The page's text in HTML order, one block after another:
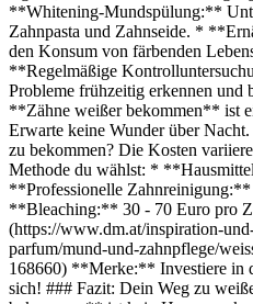
**Whitening-Mundspülung:**
Zahnpasta und Zahnseide. *
den Konsum von färbenden
**Regelmäßige
Probleme frühzeitig erkennen
**Zähne weißer bekommen** ist
Erwarte keine Wunder über
zu bekommen? Die Kosten
Methode du wählst: *
**Professionelle
**Bleaching:** 30 - 70 Euro pro
(https://www.dm.at/inspiration-
parfum/mund-und-zahnpflege/
168660) **Merke:** Investiere in
sich! ### Fazit: Dein Weg zu